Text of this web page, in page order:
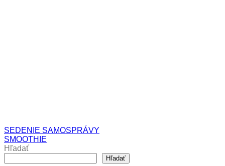
SEDENIE SAMOSPRÁVY
SMOOTHIE
Hľadať
Hľadať